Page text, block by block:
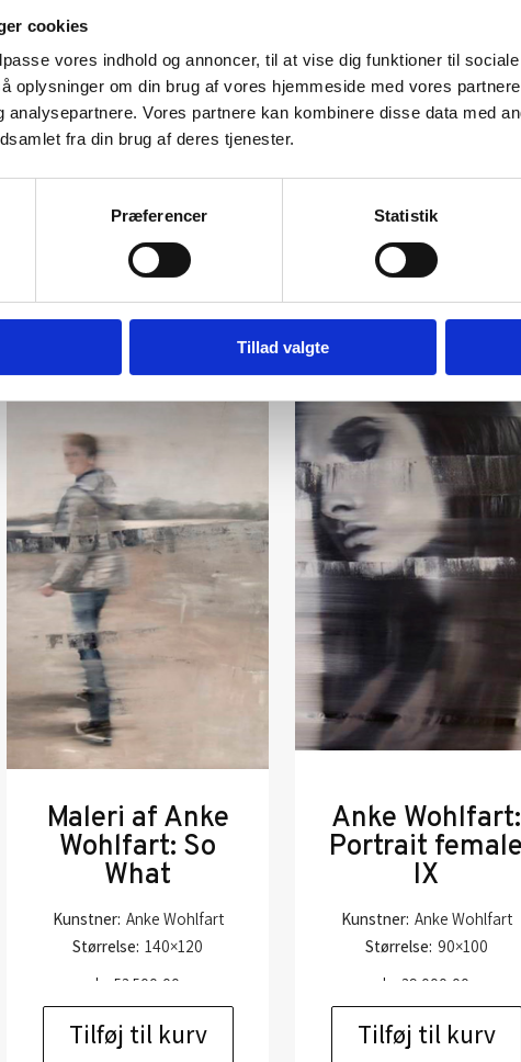
cookies
vores indhold og annoncer, til at vise dig funktioner til
oplysninger om din brug af vores hjemmeside med vores
analysepartnere. Vores partnere kan kombinere disse data med
fra din brug af deres tjenester.
Præferencer Statistik
Tillad valgte
Maleri af Anke
Wohlfart: So
What
Kunstner: Anke Wohlfart
Størrelse: 140×120
kr. 53.500,00
Tilføj til kurv
Anke Wohlfart:
Portrait female
IX
Kunstner: Anke Wohlfart
Størrelse: 90×100
kr. 39.000,00
Tilføj til kurv